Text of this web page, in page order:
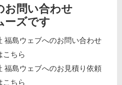
お問い合わせ
ーズです